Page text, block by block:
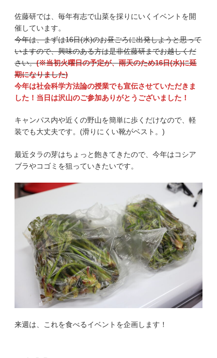
佐藤研では、毎年有志で山菜を採りにいくイベントを開
催しています。
今年は、まずは16日(水)のお昼ごろに出発しようと思って
いますので、興味のある方は是非佐藤研までお越しくだ
さい。(※当初火曜日の予定が、雨天のため16日(水)に延
期になりました)
今年は社会科学方法論の授業でも宣伝させていただきま
した！当日は沢山のご参加ありがとうございました！
キャンパス内や近くの野山を簡単に歩くだけなので、軽
装でも大丈夫です。(滑りにくい靴がベスト。)
最近タラの芽はちょっと飽きてきたので、今年はコシア
ブラやコゴミを狙っていきたいです。
来週は、これを食べるイベントを企画します！